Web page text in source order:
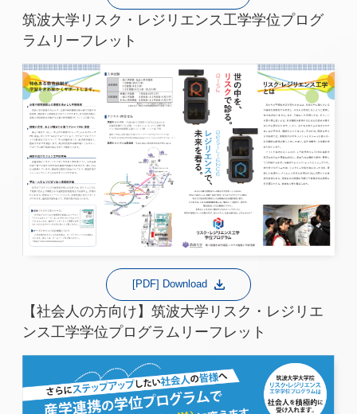
筑波大学リスク・レジリエンス工学学位プログ
ラムリーフレット
[PDF] Download
【社会人の方向け】筑波大学リスク・レジリエ
ンス工学学位プログラムリーフレット